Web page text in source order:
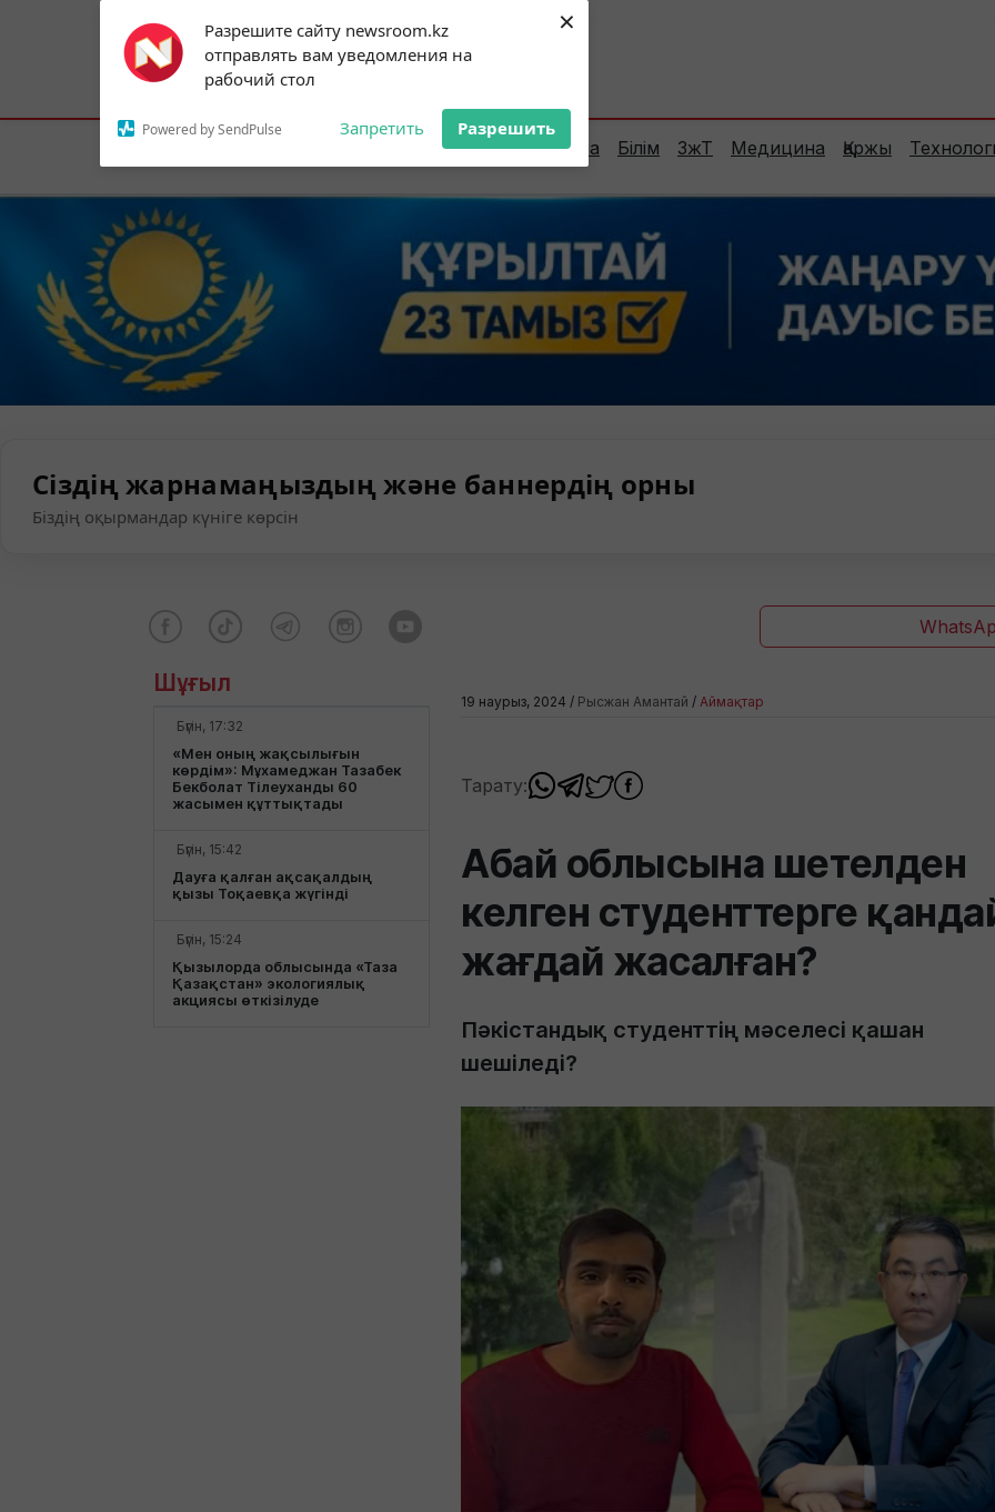
Разрешите сайту newsroom.kz
отправлять вам уведомления на
рабочий стол
Powered by SendPulse Запретить Разрешить
×
Subscribe to our
notifications!
To enable permission prompts, click on
the notification icon
Астана:23°C Алматы:31°C Шымкент:
Елорда Сараптама Білім ЗжТ Медицина Қаржы
Сіздің жарнамаңыздың және баннердің орны
Біздің оқырмандар күніге көрсін
Шұғыл
Бүгін, 17:32
«Мен оның жақсылығын
көрдім»: Мұхамеджан Тазабек
Бекболат Тілеуханды 60
жасымен құттықтады
Бүгін, 15:42
Дауға қалған ақсақалдың
қызы Тоқаевқа жүгінді
Бүгін, 15:24
Қызылорда облысында «Таза
Қазақстан» экологиялық
акциясы өткізілуде
19 наурыз, 2024 / Рысжан Амантай / Аймақтар
Тарату:
Абай облысына шетелден
келген студенттерге
жағдай жасалған?
Пәкістандық студенттің мәселесі қашан
шешіледі?